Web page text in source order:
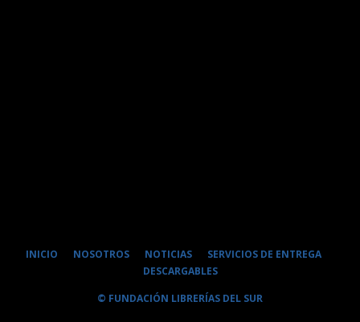
INICIO NOSOTROS NOTICIAS
SERVICIOS DE ENTREGA
DESCARGABLES
© FUNDACIÓN LIBRERÍAS DEL SUR